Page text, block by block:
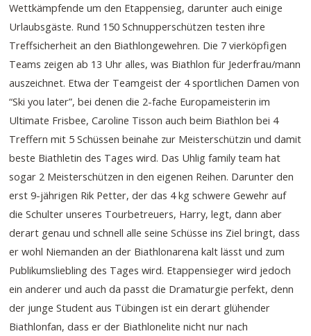
Wettkämpfende um den Etappensieg, darunter auch einige
Urlaubsgäste. Rund 150 Schnupperschützen testen ihre
Treffsicherheit an den Biathlongewehren. Die 7 vierköpfigen
Teams zeigen ab 13 Uhr alles, was Biathlon für Jederfrau/mann
auszeichnet. Etwa der Teamgeist der 4 sportlichen Damen von
“Ski you later”, bei denen die 2-fache Europameisterin im
Ultimate Frisbee, Caroline Tisson auch beim Biathlon bei 4
Treffern mit 5 Schüssen beinahe zur Meisterschützin und damit
beste Biathletin des Tages wird. Das Uhlig family team hat
sogar 2 Meisterschützen in den eigenen Reihen. Darunter den
erst 9-jährigen Rik Petter, der das 4 kg schwere Gewehr auf
die Schulter unseres Tourbetreuers, Harry, legt, dann aber
derart genau und schnell alle seine Schüsse ins Ziel bringt, dass
er wohl Niemanden an der Biathlonarena kalt lässt und zum
Publikumsliebling des Tages wird. Etappensieger wird jedoch
ein anderer und auch da passt die Dramaturgie perfekt, denn
der junge Student aus Tübingen ist ein derart glühender
Biathlonfan, dass er der Biathlonelite nicht nur nach